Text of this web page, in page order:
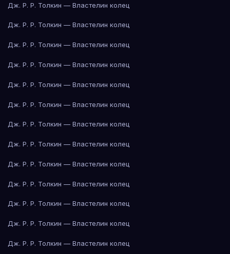
Дж. Р. Р. Толкин — Властелин колец
Дж. Р. Р. Толкин — Властелин колец
Дж. Р. Р. Толкин — Властелин колец
Дж. Р. Р. Толкин — Властелин колец
Дж. Р. Р. Толкин — Властелин колец
Дж. Р. Р. Толкин — Властелин колец
Дж. Р. Р. Толкин — Властелин колец
Дж. Р. Р. Толкин — Властелин колец
Дж. Р. Р. Толкин — Властелин колец
Дж. Р. Р. Толкин — Властелин колец
Дж. Р. Р. Толкин — Властелин колец
Дж. Р. Р. Толкин — Властелин колец
Дж. Р. Р. Толкин — Властелин колец